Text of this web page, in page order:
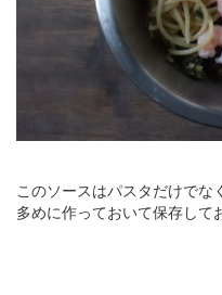
このソースはパスタだけでな
多めに作っておいて保存して